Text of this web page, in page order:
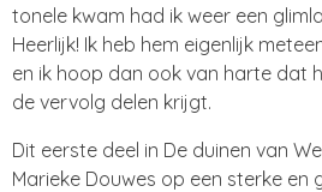
tonele kwam had ik weer een
Heerlijk! Ik heb hem eigenlijk
en ik hoop dan ook van harte dat
de vervolg delen krijgt.
Dit eerste deel in De duinen van
Marieke Douwes op een sterke en